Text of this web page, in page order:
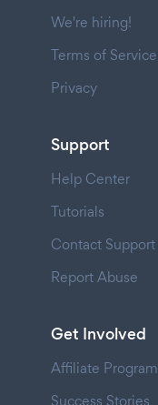
We're hiring!
Terms of Service
Privacy
Support
Help Center
Tutorials
Contact Support
Report Abuse
Get Involved
Affiliate Program
Success Stories